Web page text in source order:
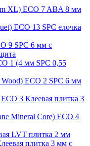
XL) ECO 7 ABA 8 мм
ECO 13 SPC елочка
9 SPC 6 мм с
1 (4 мм SPC 0,55
ECO 2 SPC 6 мм
3 Клеевая плитка 3
Mineral Core) ECO 4
LVT плитка 2 мм
плитка 3 мм с